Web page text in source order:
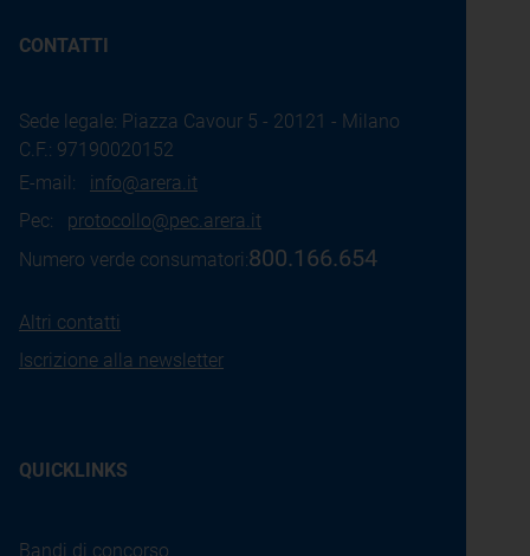
CONTATTI
Sede legale: Piazza Cavour 5 - 20121 - Milano
C.F.: 97190020152
E-mail: info@arera.it
Pec: protocollo@pec.arera.it
Numero verde consumatori:800.166.654
Altri contatti
Iscrizione alla newsletter
QUICKLINKS
Bandi di concorso